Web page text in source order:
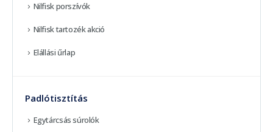
Nilfisk porszívók
Nilfisk tartozék akció
Elállási űrlap
Padlótisztítás
Egytárcsás súrolók